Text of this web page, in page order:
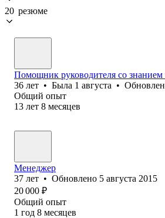
20 резюме
Помощник руководителя со знанием
36 лет • Была 1 августа •
Общий опыт
13 лет 8 месяцев
Менеджер
37 лет • Обновлено 5 августа 2015
20 000 ₽
Общий опыт
1 год 8 месяцев